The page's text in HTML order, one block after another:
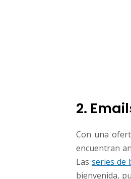
2.
Con una
encuentran
Las series de
bienvenida,